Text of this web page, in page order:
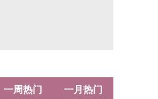
一周热门 一月热门